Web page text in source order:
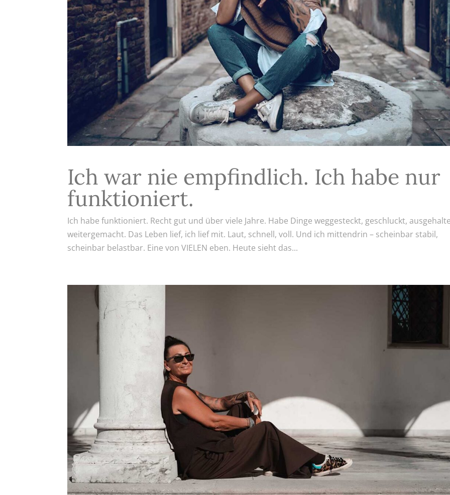
Ich war nie empfindlich. Ich habe nur
funktioniert.
Ich habe funktioniert. Recht gut und über viele Jahre. Habe Dinge weggesteckt, geschluckt,
weitergemacht. Das Leben lief, ich lief mit. Laut, schnell, voll. Und ich mittendrin – scheinbar stabil,
scheinbar belastbar. Eine von VIELEN eben. Heute sieht das...